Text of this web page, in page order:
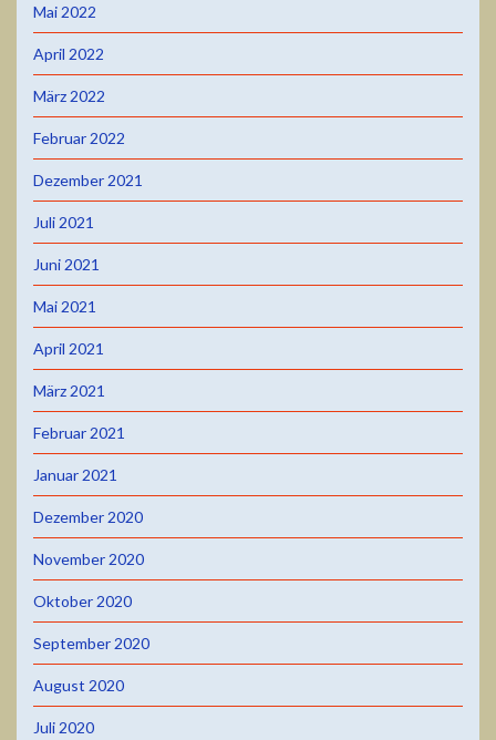
Mai 2022
April 2022
März 2022
Februar 2022
Dezember 2021
Juli 2021
Juni 2021
Mai 2021
April 2021
März 2021
Februar 2021
Januar 2021
Dezember 2020
November 2020
Oktober 2020
September 2020
August 2020
Juli 2020